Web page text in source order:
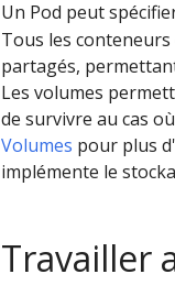
Un Pod peut
Tous les conteneurs
partagés,
Les volumes
de survivre au cas
Volumes pour plus
implémente le
Travailler